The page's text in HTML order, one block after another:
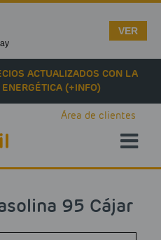
ACTUALIZADOS CON LA
(+INFO)
Área de clientes
95 Cájar
VER